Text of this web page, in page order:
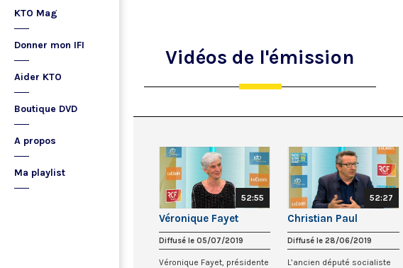
KTO Mag
Donner mon IFI
Aider KTO
Boutique DVD
A propos
Ma playlist
Vidéos de l'émission
52:55
Véronique Fayet
Diffusé le 05/07/2019
Véronique Fayet, présidente
52:27
Christian Paul
Diffusé le 28/06/2019
L’ancien député socialiste